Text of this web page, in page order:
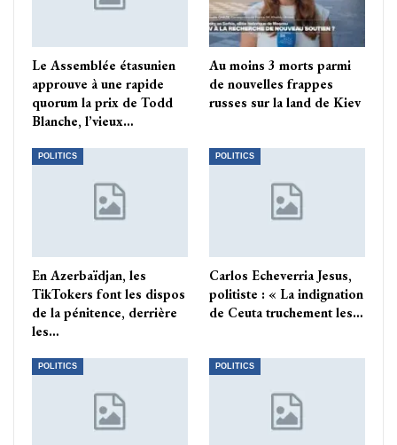
Le Assemblée étasunien
approuve à une rapide
quorum la prix de Todd
Blanche, l’vieux…
Au moins 3 morts parmi
de nouvelles frappes
russes sur la land de Kiev
POLITICS
En Azerbaïdjan, les
TikTokers font les dispos
de la pénitence, derrière
les…
POLITICS
Carlos Echeverria Jesus,
politiste : « La indignation
de Ceuta truchement les…
POLITICS POLITICS